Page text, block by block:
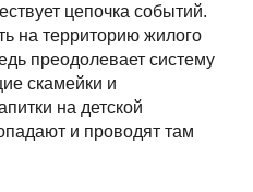
цепочка событий.
на территорию жилого
преодолевает систему
скамейки и
на детской
и проводят там